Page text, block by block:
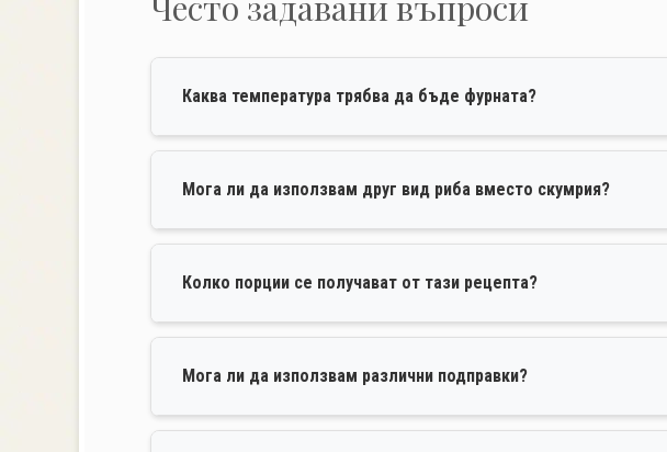
Каква температура трябва да бъде фурната?
Мога ли да използвам друг вид риба вместо скумрия?
Колко порции се получават от тази рецепта?
Мога ли да използвам различни подправки?